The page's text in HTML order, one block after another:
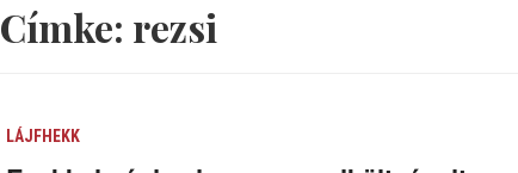
Címke: rezsi
LÁJFHEKK